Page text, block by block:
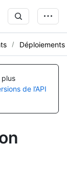
Déploiements
plus
de l’API